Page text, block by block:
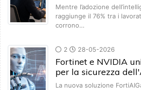
Mentre l’adozione
raggiunge il 76% tra i
corrono…
2 28-05-2026
Fortinet e NVIDIA
per la sicurezza
La nuova soluzione